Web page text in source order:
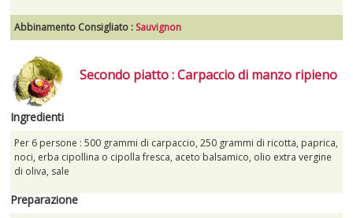
Abbinamento Consigliato : Sauvignon
Secondo piatto : Carpaccio di manzo ripieno
Ingredienti
Per 6 persone : 500 grammi di carpaccio, 250 grammi di ricotta, paprica,
noci, erba cipollina o cipolla fresca, aceto balsamico, olio extra vergine
di oliva, sale
Preparazione